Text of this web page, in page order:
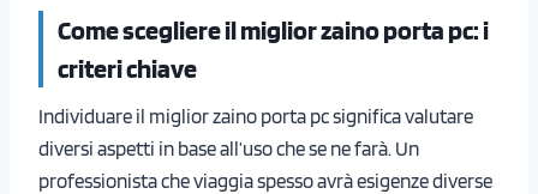
Come scegliere il miglior zaino porta pc: i
criteri chiave
Individuare il miglior zaino porta pc significa valutare
diversi aspetti in base all’uso che se ne farà. Un
professionista che viaggia spesso avrà esigenze diverse